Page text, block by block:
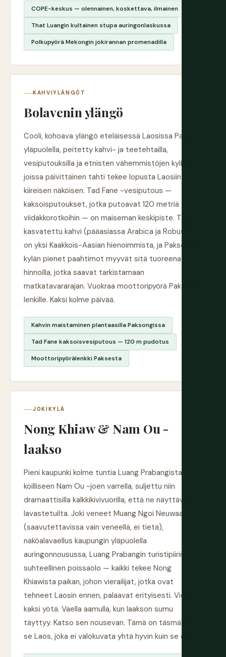
COPE-keskus — olennainen, koskettava, ilmainen
That Luangin kultainen stupa auringonlaskussa
Polkupyörä Mekongin jokirannan promenadilla
KAHVIYLÄNGÖT
Bolavenin ylängö
Cooli, kohoava ylängö eteläisessä Laosissa Paksen
yläpuolella, peitetty kahvi- ja teetehtailla,
vesiputouksilla ja etnisten vähemmistöjen kylillä,
joissa päivittäinen tahti tekee lopusta Laosiin
kiireisen näköisen. Tad Fane -vesiputous —
kaksoisputoukset, jotka putoavat 120 metriä
viidakkorotkoihin — on maiseman keskipiste. Täällä
kasvatettu kahvi (pääasiassa Arabica ja Robusta)
on yksi Kaakkois-Aasian hienoimmista, ja Paksongin
kylän pienet paahtimot myyvät sitä tuoreena
hinnoilla, jotka saavat tarkistamaan
matkatavararajan. Vuokraa moottoripyörä Paksesta
lenkille. Kaksi kolme päivää.
Kahvin maistaminen plantaasilla Paksongissa
Tad Fane kaksoisvesiputous — 120 m pudotus
Moottoripyörälenkki Paksesta
JOKIKYLÄ
Nong Khiaw & Nam Ou -
laakso
Pieni kaupunki kolme tuntia Luang Prabangista
koilliseen Nam Ou -joen varrella, suljettu niin
dramaattisilla kalkkikivivuorilla, että ne näyttävät
lavastetuilta. Joki veneet Muang Ngoi Neuwaan
(saavutettavissa vain veneellä, ei tietä),
näköalavaellus kaupungin yläpuolella
auringonnousussa, Luang Prabangin turistipiirin
suhteellinen poissaolo — kaikki tekee Nong
Khiawista paikan, johon vierailijat, jotka ovat
tehneet Laosin ennen, palaavat erityisesti. Vietä
kaksi yötä. Vaella aamulla, kun laakson sumu
täyttyy. Katso sen nousevan. Tämä on täsmälleen
se Laos, joka ei valokuvata yhtä hyvin kuin se on.